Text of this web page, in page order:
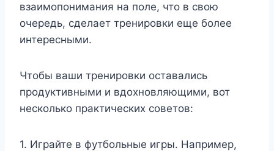
взаимопонимания на поле, что в свою
очередь, сделает тренировки еще более
интересными.
Чтобы ваши тренировки оставались
продуктивными и вдохновляющими, вот
несколько практических советов:
1. Играйте в футбольные игры. Например,